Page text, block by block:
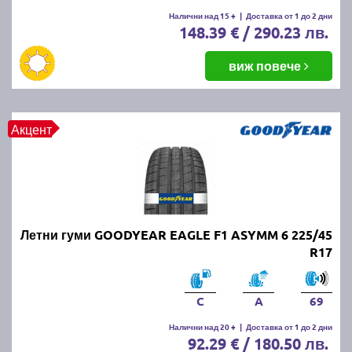
Летните гуми се считат за износени, когато
дълбочината на протектора падне под 1.6 мм.
Въпреки това, за по-добро сцепление и
безопасност се препоръчва смяната им при
дълбочина под 3 мм.
ПРОЧЕТИ ОЩЕ:Има ли закон за зимни гуми в
България?
Можем ли да шофираме със
зимни гуми през лятото?
Въпреки че е законно, не се препоръчва, защото
зимните гуми са направени от по-мека смес, която
се износва по-бързо при високи температури.
Освен това, те имат по-дълъг спирачен път и по-
слабо сцепление на суха и мокра настилка през
Налични над 15 + | Доставка от 1 до 2 дни
148.39 € / 290.23 лв.
виж повече
Акцент
Летни гуми GOODYEAR EAGLE F1 ASYMM 6 225/45
R17
C A 69
Налични над 20 + | Доставка от 1 до 2 дни
92.29 € / 180.50 лв.